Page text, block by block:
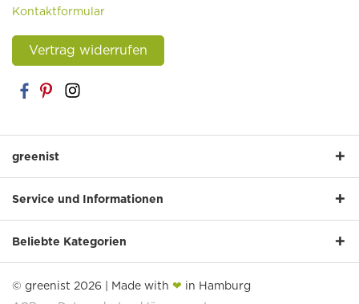
Kontaktformular
Vertrag widerrufen
greenist
Service und Informationen
Beliebte Kategorien
© greenist 2026 | Made with ❤ in Hamburg